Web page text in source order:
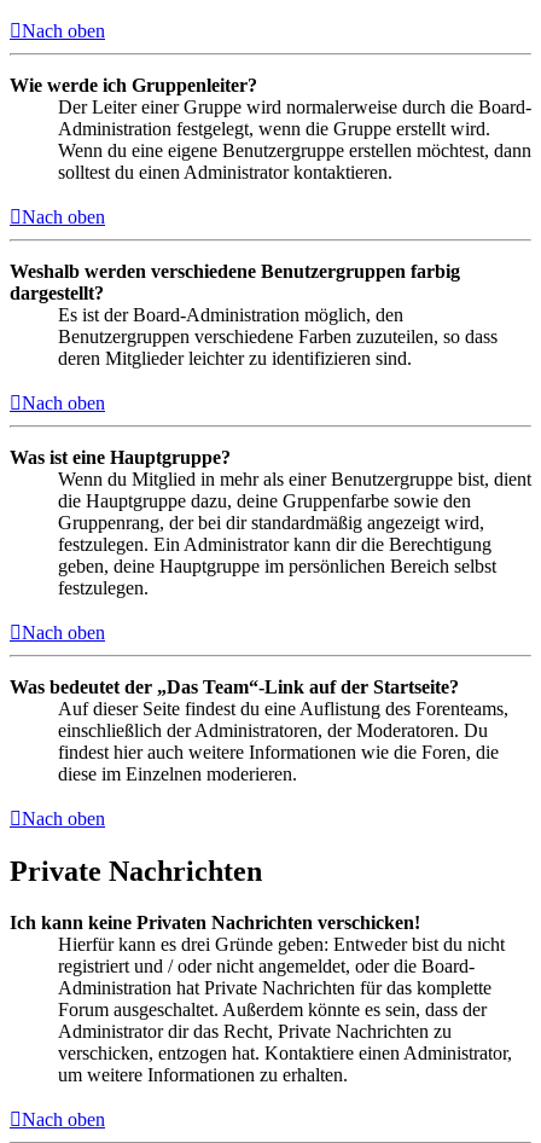
Nach oben
Wie werde ich Gruppenleiter?
Der Leiter einer Gruppe wird normalerweise durch die Board-
Administration festgelegt, wenn die Gruppe erstellt wird.
Wenn du eine eigene Benutzergruppe erstellen möchtest, dann
solltest du einen Administrator kontaktieren.
Nach oben
Weshalb werden verschiedene Benutzergruppen farbig
dargestellt?
Es ist der Board-Administration möglich, den
Benutzergruppen verschiedene Farben zuzuteilen, so dass
deren Mitglieder leichter zu identifizieren sind.
Nach oben
Was ist eine Hauptgruppe?
Wenn du Mitglied in mehr als einer Benutzergruppe bist, dient
die Hauptgruppe dazu, deine Gruppenfarbe sowie den
Gruppenrang, der bei dir standardmäßig angezeigt wird,
festzulegen. Ein Administrator kann dir die Berechtigung
geben, deine Hauptgruppe im persönlichen Bereich selbst
festzulegen.
Nach oben
Was bedeutet der „Das Team“-Link auf der Startseite?
Auf dieser Seite findest du eine Auflistung des Forenteams,
einschließlich der Administratoren, der Moderatoren. Du
findest hier auch weitere Informationen wie die Foren, die
diese im Einzelnen moderieren.
Nach oben
Private Nachrichten
Ich kann keine Privaten Nachrichten verschicken!
Hierfür kann es drei Gründe geben: Entweder bist du nicht
registriert und / oder nicht angemeldet, oder die Board-
Administration hat Private Nachrichten für das komplette
Forum ausgeschaltet. Außerdem könnte es sein, dass der
Administrator dir das Recht, Private Nachrichten zu
verschicken, entzogen hat. Kontaktiere einen Administrator,
um weitere Informationen zu erhalten.
Nach oben